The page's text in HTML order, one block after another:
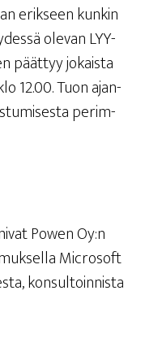
erik­seen kun­kin
ole­van LYY­
päät­tyy jokais­ta
12.00. Tuon ajan­
perim­
Powen Oy:n
Mic­ro­soft
kon­sul­toin­nis­ta